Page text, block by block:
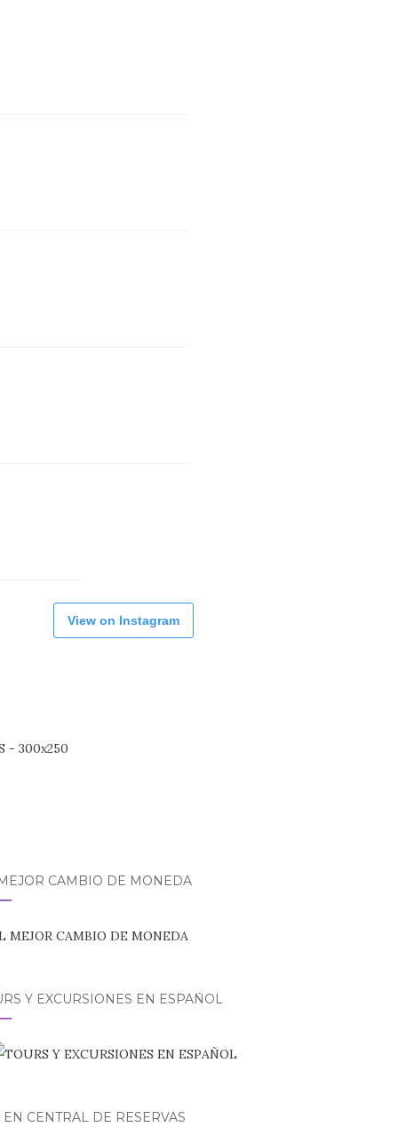
View on Instagram
CAMBIO DE MONEDA
Y EXCURSIONES EN ESPAÑOL
CENTRAL DE RESERVAS